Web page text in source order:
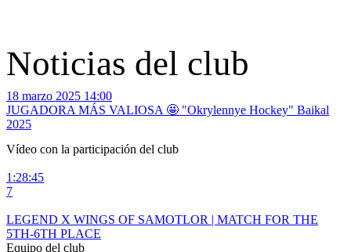
Noticias del club
18 marzo 2025 14:00
JUGADORA MÁS VALIOSA 🤩 "Okrylennye Hockey" Baikal
2025
Vídeo con la participación del club
1:28:45
7
LEGEND X WINGS OF SAMOTLOR | MATCH FOR THE
5TH-6TH PLACE
Equipo del club